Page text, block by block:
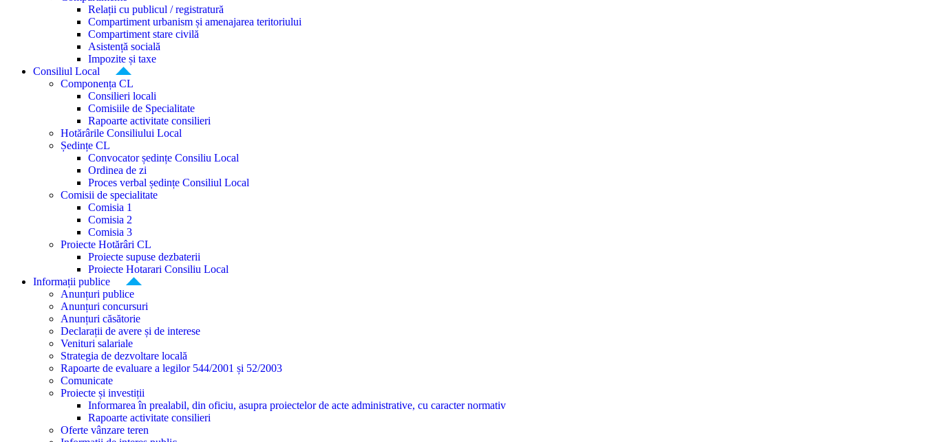
Relații cu publicul / registratură
Compartiment urbanism și amenajarea teritoriului
Compartiment stare civilă
Asistență socială
Impozite și taxe
Consiliul Local
Componența CL
Consilieri locali
Comisiile de Specialitate
Rapoarte activitate consilieri
Hotărârile Consiliului Local
Ședințe CL
Convocator ședințe Consiliu Local
Ordinea de zi
Proces verbal ședințe Consiliul Local
Comisii de specialitate
Comisia 1
Comisia 2
Comisia 3
Proiecte Hotărâri CL
Proiecte supuse dezbaterii
Proiecte Hotarari Consiliu Local
Informații publice
Anunțuri publice
Anunțuri concursuri
Anunțuri căsătorie
Declarații de avere și de interese
Venituri salariale
Strategia de dezvoltare locală
Rapoarte de evaluare a legilor 544/2001 și 52/2003
Comunicate
Proiecte și investiții
Informarea în prealabil, din oficiu, asupra proiectelor de acte administrative, cu caracter normativ
Rapoarte activitate consilieri
Oferte vânzare teren